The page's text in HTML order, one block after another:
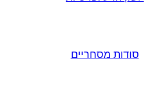
סודות מסחריים